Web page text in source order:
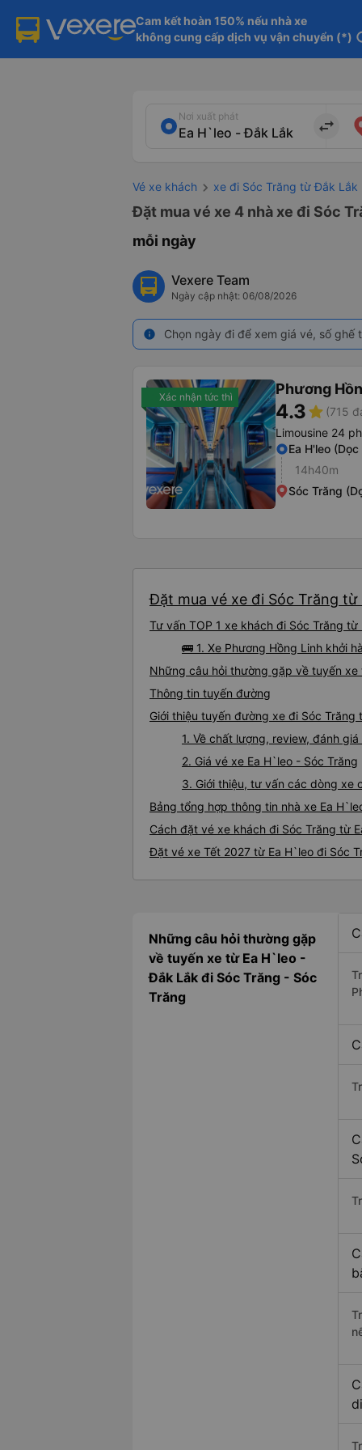
Cam kết hoàn 150% nếu nhà xe
không cung cấp dịch vụ vận chuyển (*)
Nơi xuất phát
import_export
Vé xe khách xe đi Sóc Trăng từ Đắk Lắk
Đặt mua vé xe 4 nhà xe đi Sóc
mỗi ngày
Vexere Team
Ngày cập nhật: 06/08/2026
info Chọn ngày đi để xem giá vé, số
Xác nhận tức thì Phương
4.3star (715
Limousine 24
Ea H'leo
14h40m
Sóc Trăng
Đặt mua vé xe đi Sóc Trăng
Tư vấn TOP 1 xe khách đi Sóc Trăng
🚌 1. Xe Phương Hồng Linh khởi
Những câu hỏi thường gặp về tuyến xe
Thông tin tuyến đường
Giới thiệu tuyến đường xe đi Sóc Trăng
1. Về chất lượng, review, đánh
2. Giá vé xe Ea H`leo - Sóc Trăng
3. Giới thiệu, tư vấn các dòng xe
Bảng tổng hợp thông tin nhà xe Ea
Cách đặt vé xe khách đi Sóc Trăng từ
Đặt vé xe Tết 2027 từ Ea H`leo đi Sóc
Những câu hỏi thường gặp
về tuyến xe từ Ea H`leo -
Đắk Lắk đi Sóc Trăng - Sóc
Trăng